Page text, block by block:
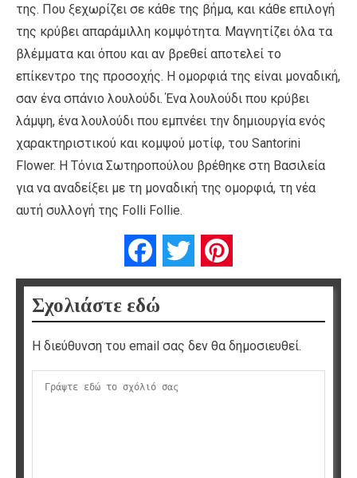
της. Που ξεχωρίζει σε κάθε της βήμα, και κάθε επιλογή
της κρύβει απαράμιλλη κομψότητα. Μαγνητίζει όλα τα
βλέμματα και όπου και αν βρεθεί αποτελεί το
επίκεντρο της προσοχής. Η ομορφιά της είναι μοναδική,
σαν ένα σπάνιο λουλούδι. Ένα λουλούδι που κρύβει
λάμψη, ένα λουλούδι που εμπνέει την δημιουργία ενός
χαρακτηριστικού και κομψού μοτίφ, του Santorini
Flower. Η Τόνια Σωτηροπούλου βρέθηκε στη Βασιλεία
για να αναδείξει με τη μοναδική της ομορφιά, τη νέα
αυτή συλλογή της Folli Follie.
FacebookTwitter
Σχολιάστε εδώ
Η διεύθυνση του email σας δεν θα δημοσιευθεί.